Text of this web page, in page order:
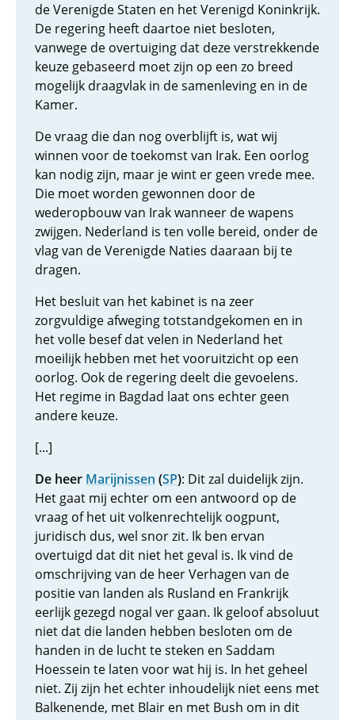
de Verenigde Staten en het Verenigd Koninkrijk.
De regering heeft daartoe niet besloten,
vanwege de overtuiging dat deze verstrekkende
keuze gebaseerd moet zijn op een zo breed
mogelijk draagvlak in de samenleving en in de
Kamer.
De vraag die dan nog overblijft is, wat wij
winnen voor de toekomst van Irak. Een oorlog
kan nodig zijn, maar je wint er geen vrede mee.
Die moet worden gewonnen door de
wederopbouw van Irak wanneer de wapens
zwijgen. Nederland is ten volle bereid, onder de
vlag van de Verenigde Naties daaraan bij te
dragen.
Het besluit van het kabinet is na zeer
zorgvuldige afweging totstandgekomen en in
het volle besef dat velen in Nederland het
moeilijk hebben met het vooruitzicht op een
oorlog. Ook de regering deelt die gevoelens.
Het regime in Bagdad laat ons echter geen
andere keuze.
[...]
De heer Marijnissen (SP): Dit zal duidelijk zijn.
Het gaat mij echter om een antwoord op de
vraag of het uit volkenrechtelijk oogpunt,
juridisch dus, wel snor zit. Ik ben ervan
overtuigd dat dit niet het geval is. Ik vind de
omschrijving van de heer Verhagen van de
positie van landen als Rusland en Frankrijk
eerlijk gezegd nogal ver gaan. Ik geloof absoluut
niet dat die landen hebben besloten om de
handen in de lucht te steken en Saddam
Hoessein te laten voor wat hij is. In het geheel
niet. Zij zijn het echter inhoudelijk niet eens met
Balkenende, met Blair en met Bush om in dit